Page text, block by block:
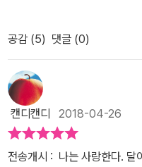
아이와 다시 우주로 돌아가길
면서. 끝없이. 헌신의 궤도
와 오리온을 사랑한다. 우리
다. 나는 사랑한다. 달이 지구
기 위해서가 아니라, 자신이
구도 레오의 결심을 막을 수
졸이며 읽었다. 레오의 당찬
오가 그들을 사랑하는 방법이
다. 그리고 목적을 위한 실험
끼고, 음악 공연장을 가는 것
서 본 것밖에 없다. 창을 통해
환상과도 같다. 지구의 누군
에게는 동경의 대상이다. 이것
이지만 작가는 이 부분은 생략
서 이 아이들을 데리고 지구로
기지만 무사히 도착한다. 중력
우주에서 출생한 소년의 지구
일었다. 아직은 지구를 벗어나
지만 언젠가는 달이나 화성
르는데 그런 상황이 오면 정말
할 것 같다. 그런 점에서 볼 때
에 맞는 스토리였는데 레오가
아니었다. 영화 '그래비티'의
자도 발생하는 등 우여곡절 끝
공감 (5) 댓글 (0)
캔디캔디 2018-04-26
전송개시 : 나는 사랑한다. 달